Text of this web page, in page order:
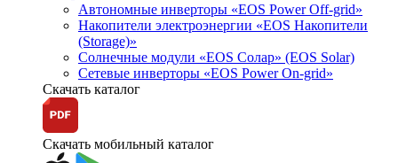
Автономные инверторы «EOS Power Off-grid»
Накопители электроэнергии «EOS Накопители
(Storage)»
Солнечные модули «EOS Солар» (EOS Solar)
Сетевые инверторы «EOS Power On-grid»
Скачать каталог
Скачать мобильный каталог